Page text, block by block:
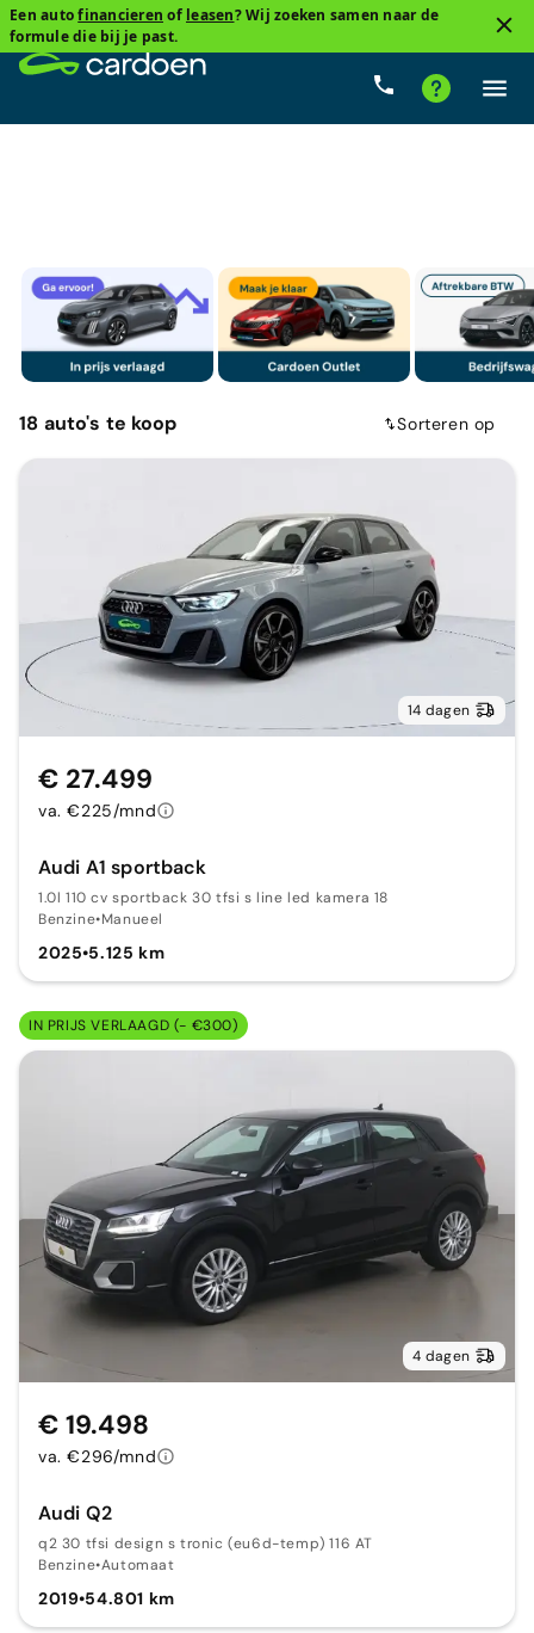
Een autofinancieren of leasen? Wij zoeken samen naar de
formule die bij je past.
Type versnelling Brandstof
18 auto's te koop Sorteren op
14 dagen
Audi A1 sportback
1.0l 110 cv sportback 30 tfsi s line led kamera 18
Benzine•Manueel
2025•5.125 km
€ 27.499
va. €225/mnd
IN PRIJS VERLAAGD (- €300)
4 dagen
Audi Q2
q2 30 tfsi design s tronic (eu6d-temp) 116 AT
Benzine•Automaat
2019•54.801 km
€ 19.498
va. €296/mnd